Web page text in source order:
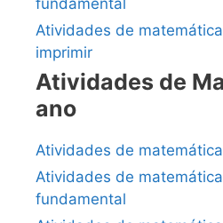
fundamental
Atividades de
imprimir
Atividades de
ano
Atividades de
Atividades de
fundamental